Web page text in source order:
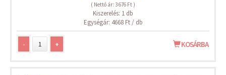
( Nettó ár: 3 676 Ft )
Kiszerelés: 1 db
Egységár: 4668 Ft / db
- + KOSÁRBA